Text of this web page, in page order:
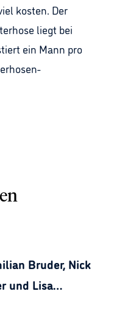
kosten. Der
liegt bei
ein Mann pro
Bruder, Nick
und Lisa